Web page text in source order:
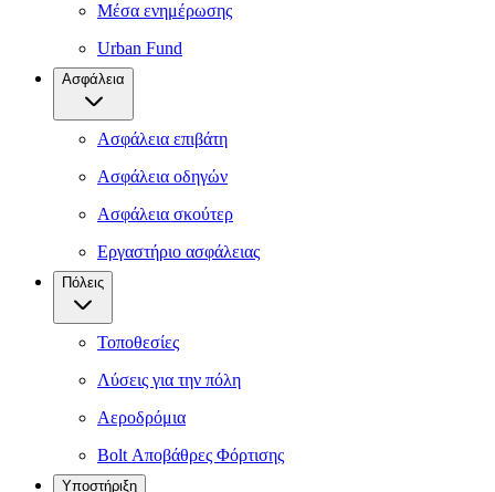
Μέσα ενημέρωσης
Urban Fund
Ασφάλεια
Ασφάλεια επιβάτη
Ασφάλεια οδηγών
Ασφάλεια σκούτερ
Εργαστήριο ασφάλειας
Πόλεις
Τοποθεσίες
Λύσεις για την πόλη
Αεροδρόμια
Bolt Αποβάθρες Φόρτισης
Υποστήριξη